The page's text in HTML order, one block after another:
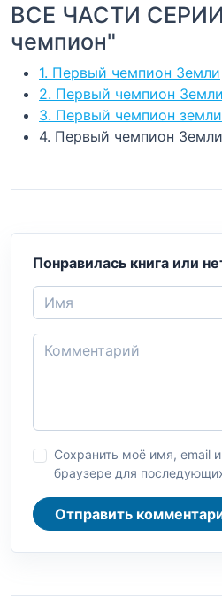
ВСЕ ЧАСТИ
чемпион"
1. Первый чемпион Земли
2. Первый чемпион
3. Первый чемпион
4. Первый чемпион
Понравилась книга или
Сохранить моё имя, email
браузере для
Отправить